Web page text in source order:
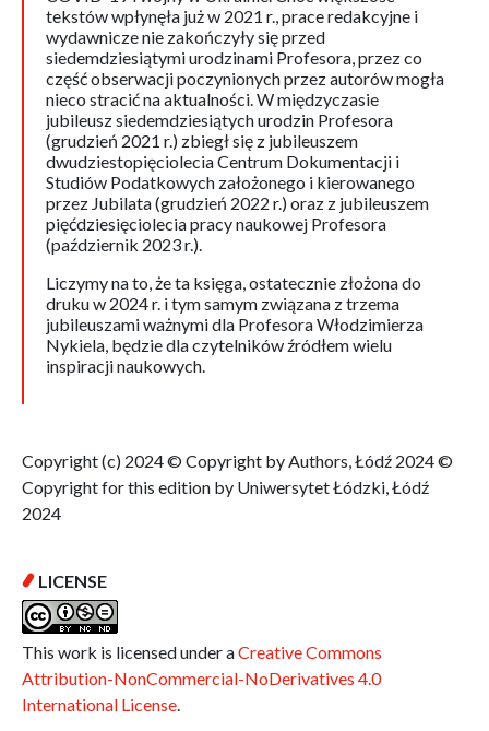
tekstów wpłynęła już w 2021 r., prace redakcyjne i
wydawnicze nie zakończyły się przed
siedemdziesiątymi urodzinami Profesora, przez co
część obserwacji poczynionych przez autorów mogła
nieco stracić na aktualności. W międzyczasie
jubileusz siedemdziesiątych urodzin Profesora
(grudzień 2021 r.) zbiegł się z jubileuszem
dwudziestopięciolecia Centrum Dokumentacji i
Studiów Podatkowych założonego i kierowanego
przez Jubilata (grudzień 2022 r.) oraz z jubileuszem
pięćdziesięciolecia pracy naukowej Profesora
(październik 2023 r.).
Liczymy na to, że ta księga, ostatecznie złożona do
druku w 2024 r. i tym samym związana z trzema
jubileuszami ważnymi dla Profesora Włodzimierza
Nykiela, będzie dla czytelników źródłem wielu
inspiracji naukowych.
Copyright (c) 2024 © Copyright by Authors, Łódź 2024 ©
Copyright for this edition by Uniwersytet Łódzki, Łódź
2024
LICENSE
This work is licensed under aCreative Commons
Attribution-NonCommercial-NoDerivatives 4.0
International License